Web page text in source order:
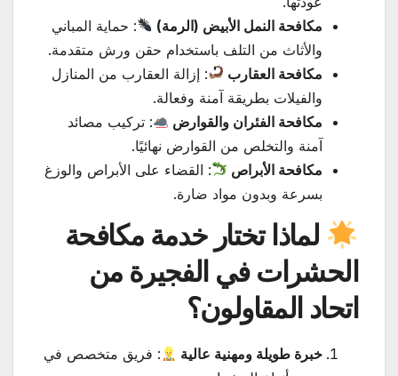
مكافحة النمل الأبيض (الرمة)
: حماية المباني
والأثاث من التلف باستخدام حقن ورش متقدمة.
مكافحة العقارب
: إزالة العقارب من المنازل
والفيلات بطريقة آمنة وفعالة.
مكافحة الفئران والقوارض
: تركيب مصائد
آمنة والتخلص من القوارض نهائيًا.
مكافحة الأبراص
: القضاء على الأبراص والوزغ
بسرعة وبدون مواد ضارة.
لماذا تختار خدمة مكافحة
الحشرات في الفجيرة من
اتحاد المقاولون؟
خبرة طويلة ومهنية عالية
: فريق متخصص في